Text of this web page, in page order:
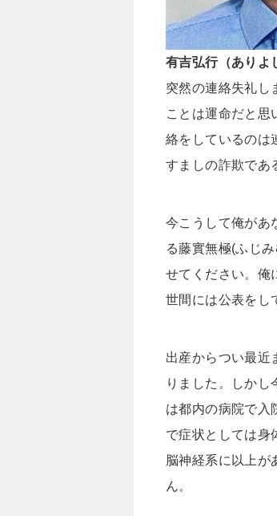
有吉弘行（ありよ
突然の連絡失礼し
ことは運命だと思
絡をしているのは
すましの詐欺であ
今こうして俺があ
る藤實無極(ふじ
せてください。俺
世間には公表をし
出産からつい最近
りました。しか
は都内の病院で入
で症状としては身
脳神経系に以上
ん。